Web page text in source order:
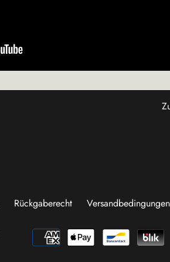
Rückgaberecht Versandbedingungen